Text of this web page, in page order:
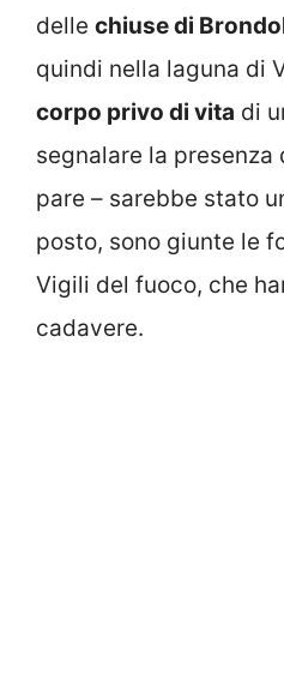
delle chiuse di
quindi nella laguna di
corpo privo di vita di
segnalare la presenza
pare – sarebbe stato
posto, sono giunte le
Vigili del fuoco, che
cadavere.